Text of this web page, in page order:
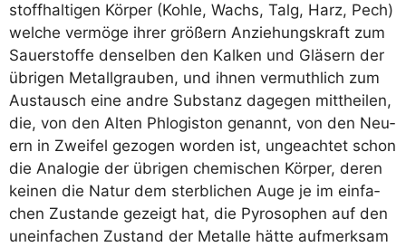
stoff­hal­ti­gen Kör­per (Koh­le, Wachs, Talg, Harz, Pech)
wel­che ver­mö­ge ihrer grö­ßern Anzie­hungs­kraft zum
Sau­er­stof­fe den­sel­ben den Kal­ken und Glä­sern der
übri­gen Metallg­rau­ben, und ihnen ver­muth­lich zum
Aus­tausch eine and­re Sub­stanz dage­gen mitt­hei­len,
die, von den Alten Phlo­gis­ton genannt, von den Neu­
ern in Zwei­fel gezo­gen wor­den ist, unge­ach­tet schon
die Ana­lo­gie der übri­gen che­mi­schen Kör­per, deren
kei­nen die Natur dem sterb­li­chen Auge je im ein­fa­
chen Zustan­de gezeigt hat, die Pyro­so­phen auf den
unein­fa­chen Zustand der Metal­le hät­te auf­merk­sam